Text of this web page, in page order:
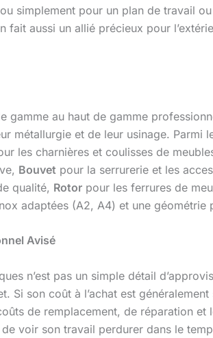
simplement pour un plan de travail
aussi un allié précieux pour
gamme au haut de gamme
métallurgie et de leur usinage. Parmi
les charnières et coulisses de
Bouvet pour la serrurerie et les
qualité, Rotor pour les ferrures de
adaptées (A2, A4) et une
Avisé
n’est pas un simple détail
Si son coût à l’achat est
de remplacement, de réparation
de voir son travail perdurer dans le